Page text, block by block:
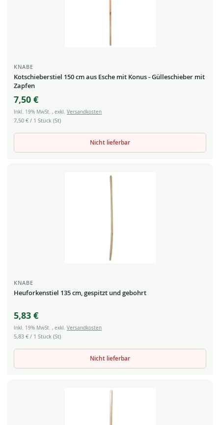
KNABE
Kotschieberstiel 150 cm aus Esche mit Konus - Gülleschieber mit
Zapfen
7,50 €
Inkl. 19% MwSt. , exkl. Versandkosten
7,50 € / 1 Stück (St)
Nicht lieferbar
KNABE
Heuforkenstiel 135 cm, gespitzt und gebohrt
5,83 €
Inkl. 19% MwSt. , exkl. Versandkosten
5,83 € / 1 Stück (St)
Nicht lieferbar